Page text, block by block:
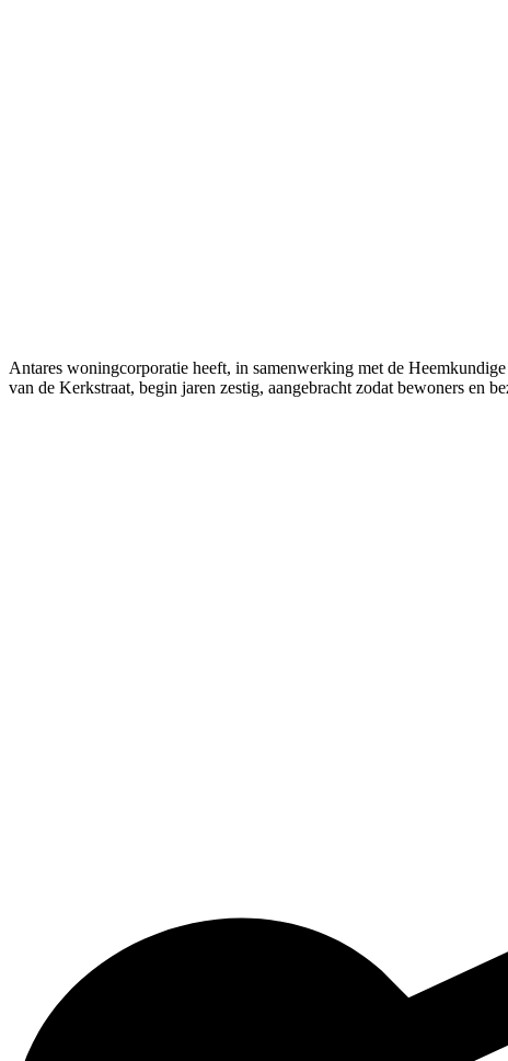
Antares woningcorporatie heeft, in samenwerking met de
van de Kerkstraat, begin jaren zestig, aangebracht zodat bewoners en